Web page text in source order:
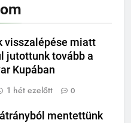
visszalépése miatt
jutottunk tovább a
Kupában
1 hét ezelőtt 0
mentettünk